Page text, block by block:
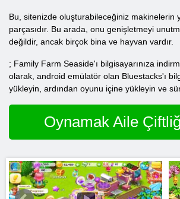
Bu, sitenizde oluşturabileceğiniz makinelerin
parçasıdır. Bu arada, onu genişletmeyi
değildir, ancak birçok bina ve hayvan vardır.
; Family Farm Seaside'ı bilgisayarınıza
olarak, android emülatör olan Bluestacks'ı
yükleyin, ardından oyunu içine yükleyin ve
Oynamak Aile